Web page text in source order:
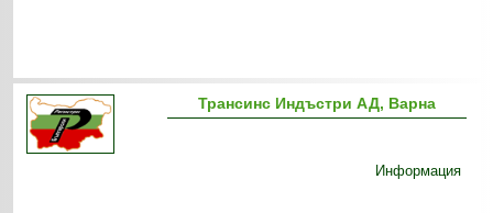
Трансинс Индъстри АД, Варна
Информация